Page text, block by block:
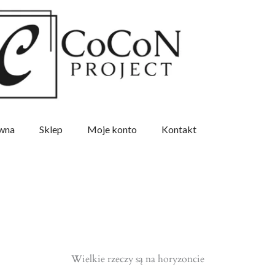
Sklep Moje konto Kontakt
Wielkie rzeczy są na horyzoncie